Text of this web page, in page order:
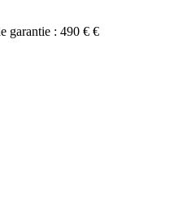
garantie : 490 € €